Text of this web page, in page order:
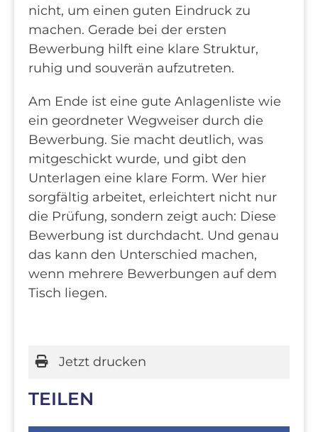
nicht, um einen guten Eindruck zu
machen. Gerade bei der ersten
Bewerbung hilft eine klare Struktur,
ruhig und souverän aufzutreten.
Am Ende ist eine gute Anlagenliste wie
ein geordneter Wegweiser durch die
Bewerbung. Sie macht deutlich, was
mitgeschickt wurde, und gibt den
Unterlagen eine klare Form. Wer hier
sorgfältig arbeitet, erleichtert nicht nur
die Prüfung, sondern zeigt auch: Diese
Bewerbung ist durchdacht. Und genau
das kann den Unterschied machen,
wenn mehrere Bewerbungen auf dem
Tisch liegen.
Jetzt drucken
TEILEN